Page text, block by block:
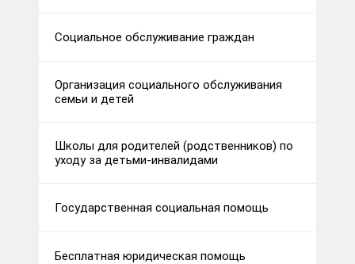
Социальное обслуживание граждан
Организация социального обслуживания
семьи и детей
Школы для родителей (родственников) по
уходу за детьми-инвалидами
Государственная социальная помощь
Бесплатная юридическая помощь